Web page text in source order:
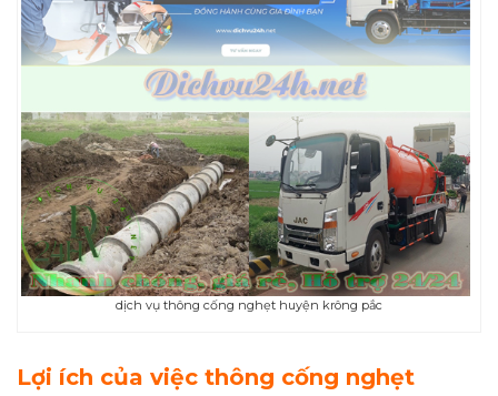
dịch vụ thông cống nghẹt huyện krông pắc
Lợi ích của việc thông cống nghẹt